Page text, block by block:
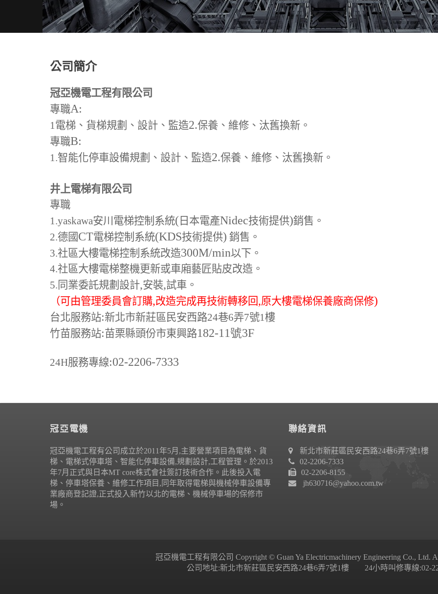
公司簡介
冠亞機電工程有限公司
專職A:
1電梯、貨梯規劃、設計、監造2.保養、維修、汰舊換新。
專職B:
1.智能化停車設備規劃、設計、監造2.保養、維修、汰舊換新。
井上電梯有限公司
專職
1.yaskawa安川電梯控制系統( 日本電產Nidec技術提供)銷售。
2.德國 CT電梯控制系統(KDS技術提供) 銷售。
3.社區大樓電梯控制系統改造300M/min以下。
4.社區大樓電梯整機更新或車廂藝匠貼皮改造。
5. 同業委託規劃設計,安裝,試車。
（可由管理委員會訂購,改造完成再技術轉移回,原大樓電梯保養廠商保修)
台北服務站:新北市新莊區民安西路24巷6弄7號1樓
竹苗服務站:苗栗縣頭份市東興路182-11號3F
24H服務專線:02-2206-7333
冠亞電機
冠亞機電工程有公司成立於2011年5月,主要營業項目為電梯、貨
梯、電梯式停車塔、智能化停車設備,規劃設計,工程管理。於2013
年7月正式與日本MT core株式會社簽訂技術合作。此後投入電
梯、停車塔保養、維修工作項目,同年取得電梯與機械停車設備專
業廠商登記證,正式投入新竹以北的電梯、機械停車場的保修市
場。
聯絡資訊
新北市新莊區民安西路24巷6弄7號1樓
02-2206-7333
02-2206-8155
jh630716@yahoo.com.tw
冠亞機電工程有限公司 Copyright © Guan Ya Electricmachinery Engineering Co., Ltd.
公司地址:新北市新莊區民安西路24巷6弄7號1樓 24小時叫修專線:02-